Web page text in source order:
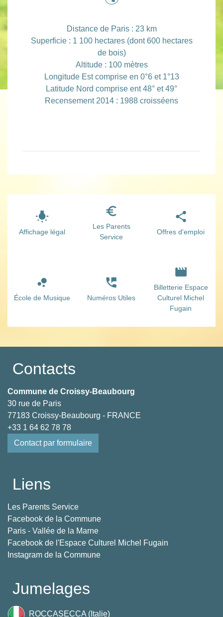
Distance de Paris : 23 km
Superficie : 1 100 hectares (dont 600 hectares
de bois)
Altitude : 100 mètres
Longitude Est comprise en 0°6 et 1°13
Latitude Nord comprise ent 48° et 49°
Recensement 2014 : 1988 croisséens
wb_incandescent
Affichage légal
euro_symbol
Les Parents
Service
share
Offres d'emploi
bubble_chart
École de Musique
perm_phone_msg
Numéros Utiles
movie
Billetterie Espace
Culturel Michel
Fugain
Contacts
Commune de Croissy-Beaubourg
30 rue de Paris
77183 Croissy-Beaubourg - FRANCE
+33 1 64 62 78 78
Contact par formulaire
Liens
Les Parents Service
Facebook de la Commune
Paris - Vallée de la Marne
Facebook de l'Espace Culturel Michel Fugain
Instagram de la Commune
Jumelages
ROCCASECCA (Italie)